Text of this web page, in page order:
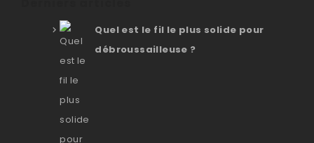
Quel est le fil le plus solide pour
débroussailleuse ?